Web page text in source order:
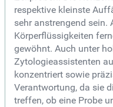
respektive kleinste
sehr anstrengend sein.
Körperflüssigkeiten
gewöhnt. Auch unter
Zytologieassistenten
konzentriert sowie
Verantwortung, da sie
treffen, ob eine Probe